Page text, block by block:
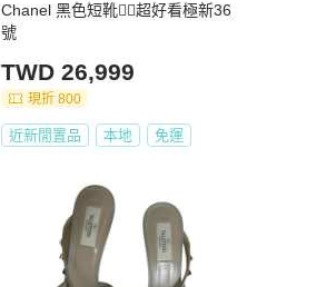
Chanel 黑色短靴❤️‍🔥超好看極新36
號
TWD 26,999
現折 800
近新閒置品 本地 免運